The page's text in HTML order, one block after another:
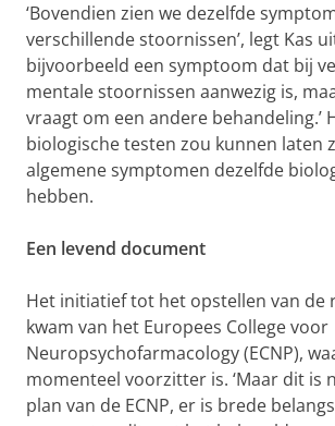
‘Bovendien zien we dezelfde
verschillende stoornissen’, legt Kas
bijvoorbeeld een symptoom dat bij
mentale stoornissen aanwezig is,
vraagt om een andere behandeling.’
biologische testen zou kunnen laten
algemene symptomen dezelfde
hebben.
Een levend document
Het initiatief tot het opstellen van de
kwam van het Europees College voor
Neuropsychofarmacology (ECNP),
momenteel voorzitter is. ‘Maar dit is
plan van de ECNP, er is brede